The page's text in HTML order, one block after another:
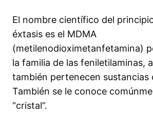
El nombre científico del
éxtasis es el MDMA
(metilenodioximetanfetamina)
la familia de las feniletilaminas,
también pertenecen sustancias
También se le conoce
“cristal”.